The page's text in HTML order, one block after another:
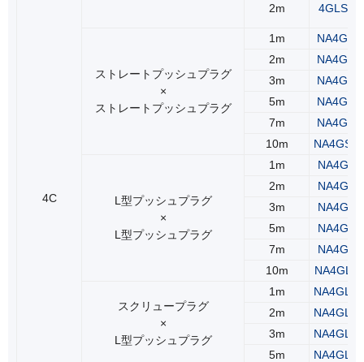
4C
2m
ストレートプッシュプラグ
×
ストレートプッシュプラグ
1m
2m
3m
5m
7m
10m
L型プッシュプラグ
×
L型プッシュプラグ
1m
2m
3m
5m
7m
10m
スクリュープラグ
×
L型プッシュプラグ
1m
2m
3m
5m